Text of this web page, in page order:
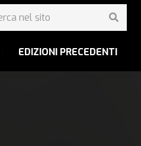
EDIZIONI PRECEDENTI